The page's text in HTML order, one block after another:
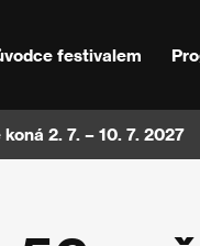
festivalem
2. 7. – 10. 7. 2027